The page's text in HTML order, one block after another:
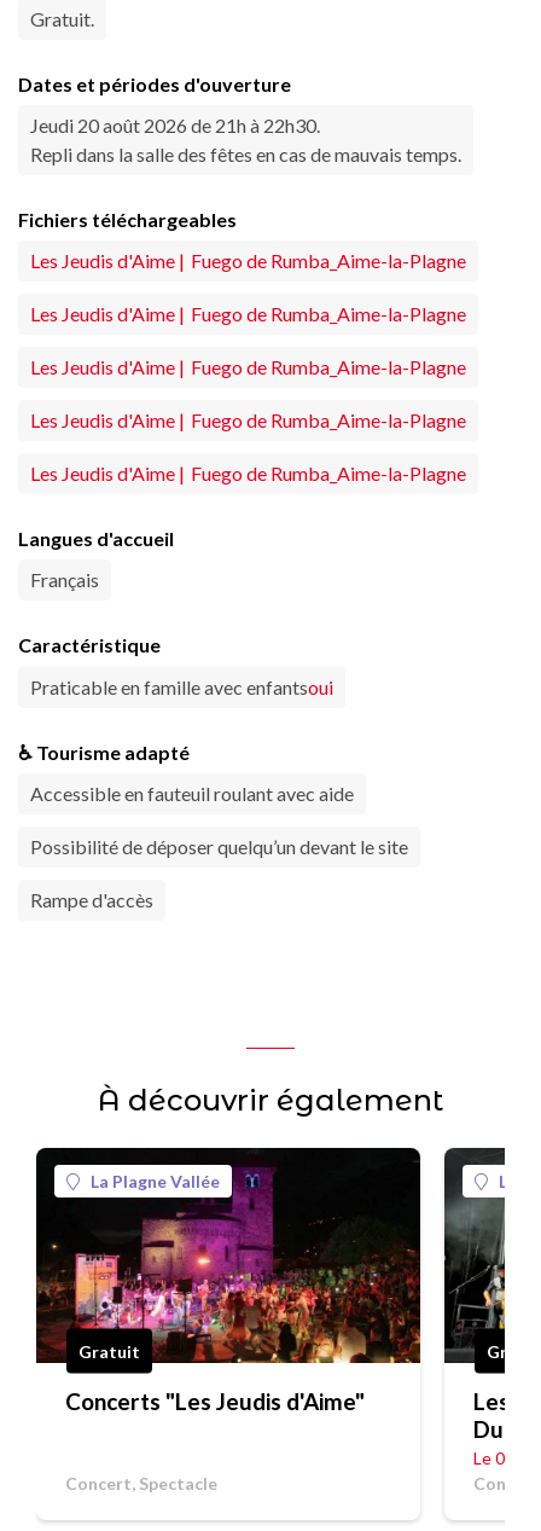
Gratuit.
Dates et périodes d'ouverture
Jeudi 20 août 2026 de 21h à 22h30.
Repli dans la salle des fêtes en cas de mauvais temps.
Fichiers téléchargeables
Les Jeudis d'Aime | Fuego de Rumba_Aime-la-Plagne
Les Jeudis d'Aime | Fuego de Rumba_Aime-la-Plagne
Les Jeudis d'Aime | Fuego de Rumba_Aime-la-Plagne
Les Jeudis d'Aime | Fuego de Rumba_Aime-la-Plagne
Les Jeudis d'Aime | Fuego de Rumba_Aime-la-Plagne
Langues d'accueil
Français
Caractéristique
Praticable en famille avec enfantsoui
♿ Tourisme adapté
Accessible en fauteuil roulant avec aide
Possibilité de déposer quelqu’un devant le site
Rampe d'accès
À découvrir également
La Plagne Vallée
Gratuit
Concerts "Les Jeudis d'Aime"
Concert, Spectacle
La
Les
Duck
Le 06/
Concert